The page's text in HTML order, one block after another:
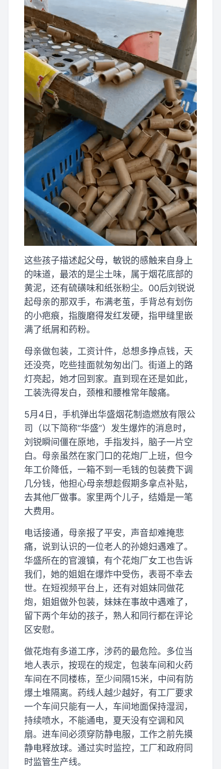
这些孩子描述起父母，敏锐的感触来自身上
的味道，最浓的是尘土味，属于烟花底部的
黄泥，还有硫磺味和纸张粉尘。00后刘锐说
起母亲的那双手，布满老茧，手背总有划伤
的小疤痕，指腹磨得发红发硬，指甲缝里嵌
满了纸屑和药粉。
母亲做包装，工资计件，总想多挣点钱，天
还没亮，吃些挂面就匆匆出门。街道上的路
灯亮起，她才回到家。直到现在还是如此，
工装洗得发白，颈椎和腰椎常年酸痛。
5月4日，手机弹出华盛烟花制造燃放有限公
司（以下简称“华盛”）发生爆炸的消息时，
刘锐瞬间僵在原地，手指发抖，脑子一片空
白。母亲虽然在家门口的花炮厂上班，但今
年工价降低，一箱不到一毛钱的包装费下调
几分钱，他担心母亲想趁假期多拿点补贴，
去其他厂做事。家里两个儿子，结婚是一笔
大费用。
电话接通，母亲报了平安，声音却难掩悲
痛，说到认识的一位老人的孙媳妇遇难了。
华盛所在的官渡镇，有个花炮厂女工也告诉
我们，她的姐姐在爆炸中受伤，表哥不幸去
世。在短视频平台上，还有对姐妹同做花
炮，姐姐做外包装，妹妹在事故中遇难了，
留下两个年幼的孩子，熟人和同行都在评论
区安慰。
做花炮有多道工序，涉药的最危险。多位当
地人表示，按现在的规定，包装车间和火药
车间在不同楼栋，至少间隔15米，中间有防
爆土堆隔离。药线人越少越好，有工厂要求
一个车间只能有一人，车间地面保持湿润，
持续喷水，不能通电，夏天没有空调和风
扇。进车间必须穿防静电服，工作之前先摸
静电释放球。通过实时监控，工厂和政府同
时监管生产线。